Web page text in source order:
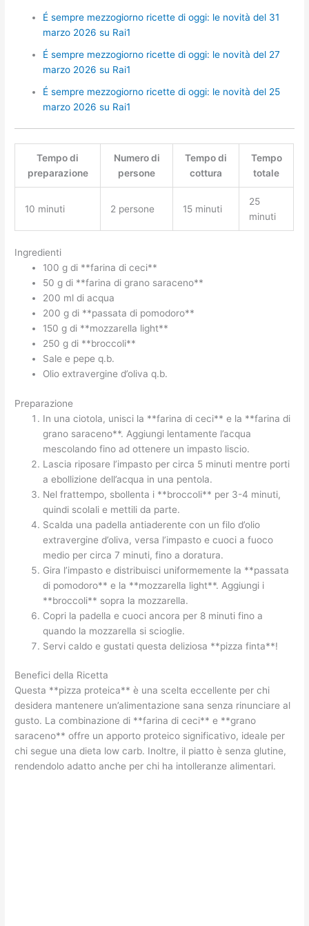
É sempre mezzogiorno ricette di oggi: le novità del 31
marzo 2026 su Rai1
É sempre mezzogiorno ricette di oggi: le novità del 27
marzo 2026 su Rai1
É sempre mezzogiorno ricette di oggi: le novità del 25
marzo 2026 su Rai1
Tempo di
preparazione
Numero di
persone
Tempo di
cottura
Tempo
totale
10 minuti 2 persone 15 minuti
25
minuti
Ingredienti
100 g di **farina di ceci**
50 g di **farina di grano saraceno**
200 ml di acqua
200 g di **passata di pomodoro**
150 g di **mozzarella light**
250 g di **broccoli**
Sale e pepe q.b.
Olio extravergine d’oliva q.b.
Preparazione
In una ciotola, unisci la **farina di ceci** e la **farina di
grano saraceno**. Aggiungi lentamente l’acqua
mescolando fino ad ottenere un impasto liscio.
Lascia riposare l’impasto per circa 5 minuti mentre porti
a ebollizione dell’acqua in una pentola.
Nel frattempo, sbollenta i **broccoli** per 3-4 minuti,
quindi scolali e mettili da parte.
Scalda una padella antiaderente con un filo d’olio
extravergine d’oliva, versa l’impasto e cuoci a fuoco
medio per circa 7 minuti, fino a doratura.
Gira l’impasto e distribuisci uniformemente la **passata
di pomodoro** e la **mozzarella light**. Aggiungi i
**broccoli** sopra la mozzarella.
Copri la padella e cuoci ancora per 8 minuti fino a
quando la mozzarella si scioglie.
Servi caldo e gustati questa deliziosa **pizza finta**!
Benefici della Ricetta
Questa **pizza proteica** è una scelta eccellente per chi
desidera mantenere un’alimentazione sana senza rinunciare al
gusto. La combinazione di **farina di ceci** e **grano
saraceno** offre un apporto proteico significativo, ideale per
chi segue una dieta low carb. Inoltre, il piatto è senza glutine,
rendendolo adatto anche per chi ha intolleranze alimentari.